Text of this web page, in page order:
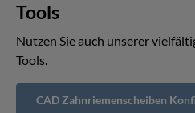
Tools
Nutzen Sie auch unserer
Tools.
CAD Zahnriemenscheiben